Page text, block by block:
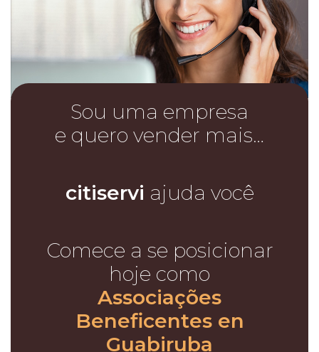
Sou uma empresa
e quero vender mais…
citiservi ajuda você
Comece a se posicionar
hoje como
Associações
Beneficentes en
Guabiruba